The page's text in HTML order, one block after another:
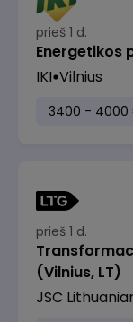
prieš 1 d.
Energetikos
IKI Vilnius
3400 -
prieš 1 d.
(Vilnius, LT)
JSC